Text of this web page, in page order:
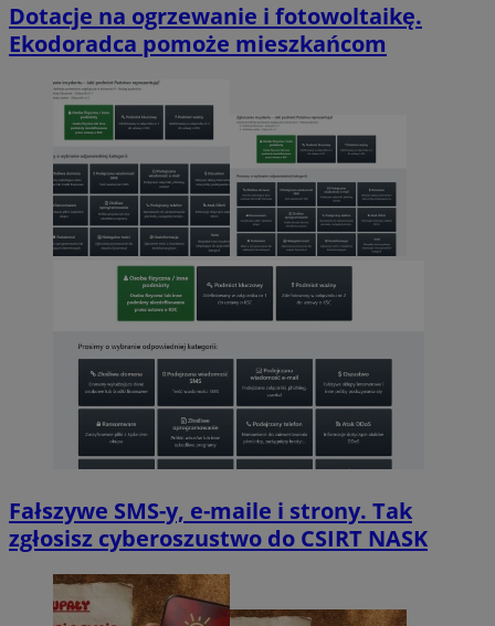
Dotacje na ogrzewanie i fotowoltaikę.
Ekodoradca pomoże mieszkańcom
Fałszywe SMS-y, e-maile i strony. Tak
zgłosisz cyberoszustwo do CSIRT NASK